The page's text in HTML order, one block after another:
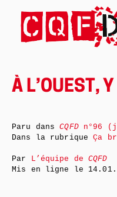
À L’OUEST,
Paru dansCQFDn°96
Dans la rubriqueÇa
Par L’équipe deCQFD
Mis en ligne le